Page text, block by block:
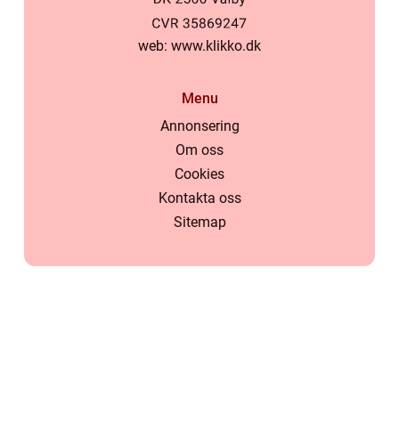
web: www.klikko.dk
Menu
Annonsering
Om oss
Cookies
Kontakta oss
Sitemap